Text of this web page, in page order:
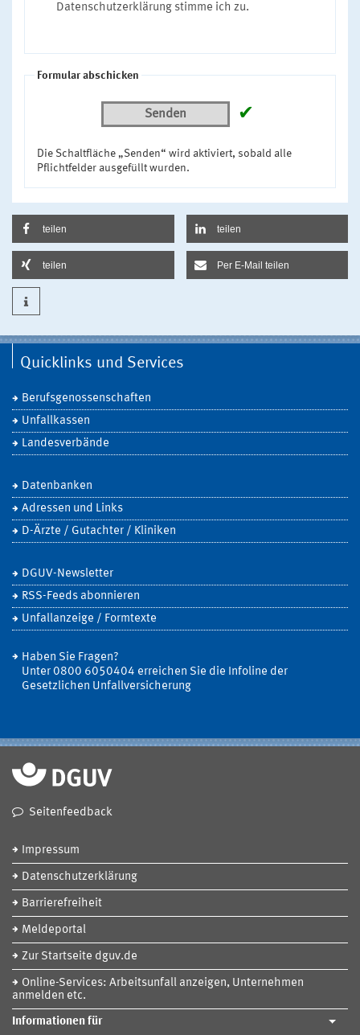
Datenschutzerklärung stimme ich zu.
Formular abschicken
Senden ✔
Die Schaltfläche „Senden“ wird aktiviert, sobald alle
Pflichtfelder ausgefüllt wurden.
teilen teilen
teilen Per E-Mail teilen
Quicklinks und Services
Berufsgenossenschaften
Unfallkassen
Landesverbände
Datenbanken
Adressen und Links
D-Ärzte / Gutachter / Kliniken
DGUV-Newsletter
RSS-Feeds abonnieren
Unfallanzeige / Formtexte
Haben Sie Fragen?
Unter 0800 6050404 erreichen Sie die Infoline der
Gesetzlichen Unfallversicherung
Seitenfeedback
Impressum
Datenschutzerklärung
Barrierefreiheit
Meldeportal
Zur Startseite dguv.de
Online-Services: Arbeitsunfall anzeigen, Unternehmen
anmelden etc.
Informationen für